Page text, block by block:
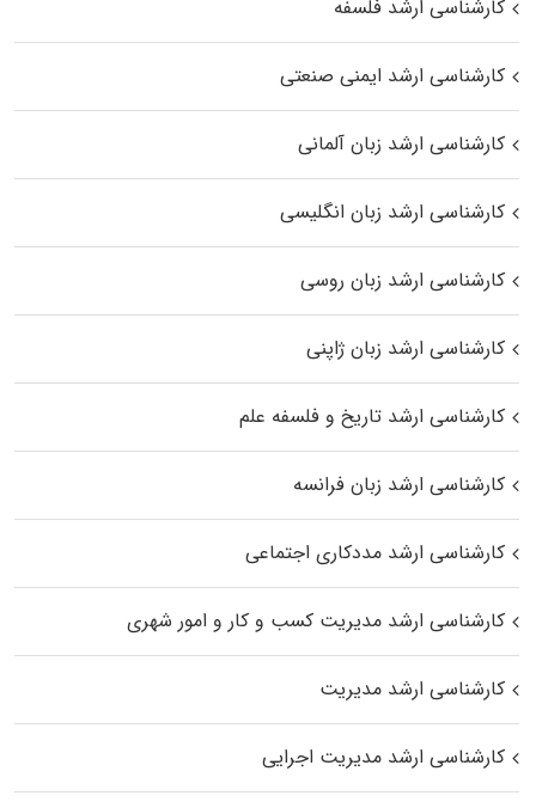
کارشناسی ارشد فلسفه
کارشناسی ارشد ایمنی صنعتی
کارشناسی ارشد زبان آلمانی
کارشناسی ارشد زبان انگلیسی
کارشناسی ارشد زبان روسی
کارشناسی ارشد زبان ژاپنی
کارشناسی ارشد تاریخ و فلسفه علم
کارشناسی ارشد زبان فرانسه
کارشناسی ارشد مددکاری اجتماعی
کارشناسی ارشد مدیریت کسب و کار و امور شهری
کارشناسی ارشد مدیریت
کارشناسی ارشد مدیریت اجرایی